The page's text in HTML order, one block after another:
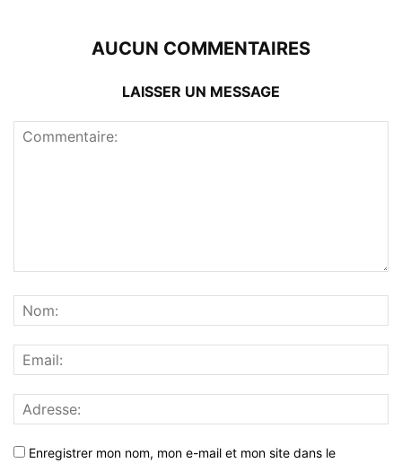
AUCUN COMMENTAIRES
LAISSER UN MESSAGE
Enregistrer mon nom, mon e-mail et mon site dans le